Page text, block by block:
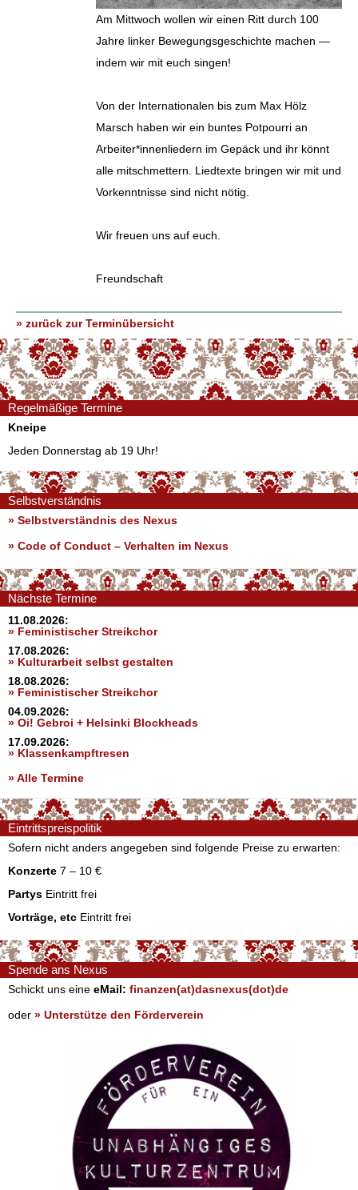
Am Mittwoch wollen wir einen Ritt durch 100
Jahre linker Bewegungsgeschichte machen —
indem wir mit euch singen!
Von der Internationalen bis zum Max Hölz
Marsch haben wir ein buntes Potpourri an
Arbeiter*innenliedern im Gepäck und ihr könnt
alle mitschmettern. Liedtexte bringen wir mit und
Vorkenntnisse sind nicht nötig.
Wir freuen uns auf euch.
Freundschaft
» zurück zur Terminübersicht
Regelmäßige Termine
Kneipe
Jeden Donnerstag ab 19 Uhr!
Selbstverständnis
» Selbstverständnis des Nexus
» Code of Conduct – Verhalten im Nexus
Nächste Termine
11.08.2026:
» Feministischer Streikchor
17.08.2026:
» Kulturarbeit selbst gestalten
18.08.2026:
» Feministischer Streikchor
04.09.2026:
» Oi! Gebroi + Helsinki Blockheads
17.09.2026:
» Klassenkampftresen
» Alle Termine
Eintrittspreispolitik
Sofern nicht anders angegeben sind folgende Preise zu erwarten:
Konzerte 7 – 10 €
Partys Eintritt frei
Vorträge, etc Eintritt frei
Spende ans Nexus
Schickt uns eine eMail: finanzen(at)dasnexus(dot)de
oder » Unterstütze den Förderverein